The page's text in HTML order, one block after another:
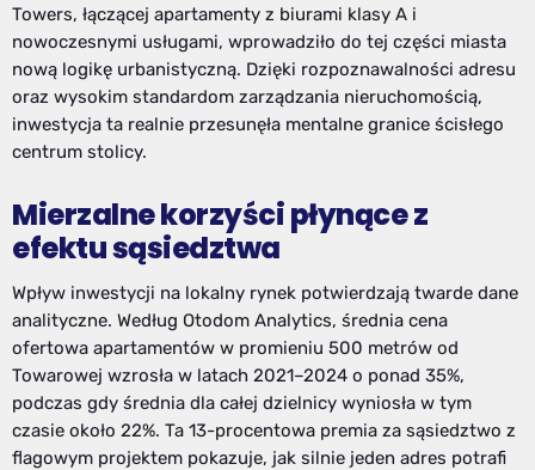
Towers, łączącej apartamenty z biurami klasy A i
nowoczesnymi usługami, wprowadziło do tej części miasta
nową logikę urbanistyczną. Dzięki rozpoznawalności adresu
oraz wysokim standardom zarządzania nieruchomością,
inwestycja ta realnie przesunęła mentalne granice ścisłego
centrum stolicy.
Mierzalne korzyści płynące z
efektu sąsiedztwa
Wpływ inwestycji na lokalny rynek potwierdzają twarde dane
analityczne. Według Otodom Analytics, średnia cena
ofertowa apartamentów w promieniu 500 metrów od
Towarowej wzrosła w latach 2021–2024 o ponad 35%,
podczas gdy średnia dla całej dzielnicy wyniosła w tym
czasie około 22%. Ta 13-procentowa premia za sąsiedztwo z
flagowym projektem pokazuje, jak silnie jeden adres potrafi